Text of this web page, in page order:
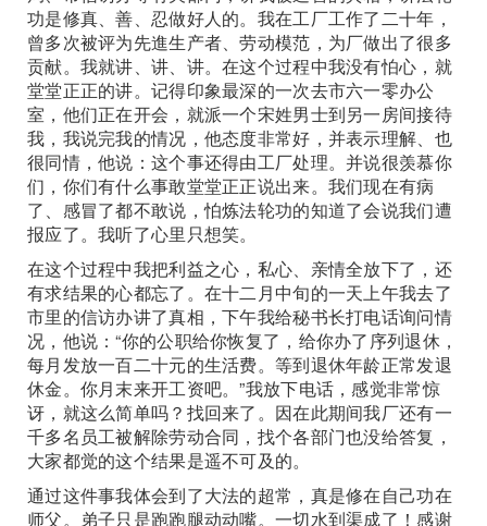
功是修真、善、忍做好人的。我在工厂工作了二十年，
曾多次被评为先進生产者、劳动模范，为厂做出了很多
贡献。我就讲、讲、讲。在这个过程中我没有怕心，就
堂堂正正的讲。记得印象最深的一次去市六一零办公
室，他们正在开会，就派一个宋姓男士到另一房间接待
我，我说完我的情况，他态度非常好，并表示理解、也
很同情，他说：这个事还得由工厂处理。并说很羡慕你
们，你们有什么事敢堂堂正正说出来。我们现在有病
了、感冒了都不敢说，怕炼法轮功的知道了会说我们遭
报应了。我听了心里只想笑。
在这个过程中我把利益之心，私心、亲情全放下了，还
有求结果的心都忘了。在十二月中旬的一天上午我去了
市里的信访办讲了真相，下午我给秘书长打电话询问情
况，他说：“你的公职给你恢复了，给你办了序列退休，
每月发放一百二十元的生活费。等到退休年龄正常发退
休金。你月末来开工资吧。”我放下电话，感觉非常惊
讶，就这么简单吗？找回来了。因在此期间我厂还有一
千多名员工被解除劳动合同，找个各部门也没给答复，
大家都觉的这个结果是遥不可及的。
通过这件事我体会到了大法的超常，真是修在自己功在
师父。弟子只是跑跑腿动动嘴。一切水到渠成了！感谢